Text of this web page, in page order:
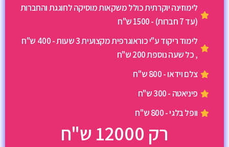
לימוזינה יוקרתית כולל משקאות מוסיקה לחוגגת והחברות
(עד 7 חברות) - 1500 ש"ח
לימוד ריקוד ע"י כוראוגרפית מקצועית 3 שעות - 400 ש"ח
, כל שעה נוספת 200 ש"ח
צלם וידאו - 800 ש"ח
פיניאטה - 300 ש"ח
וופל בלגי - 800 ש"ח
רק 12000 ש"ח